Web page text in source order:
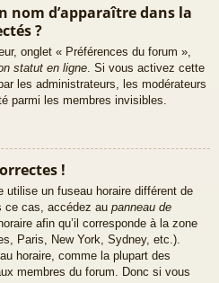
nom d’apparaître dans la
?
onglet « Préférences du forum »,
statut en ligne. Si vous activez cette
les administrateurs, les modérateurs
parmi les membres invisibles.
!
utilise un fuseau horaire différent de
ce cas, accédez au panneau de
afin qu’il corresponde à la zone
Paris, New York, Sydney, etc.).
horaire, comme la plupart des
membres du forum. Donc si vous